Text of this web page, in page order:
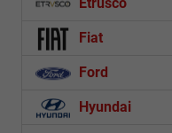
Fiat
Ford
Hyundai